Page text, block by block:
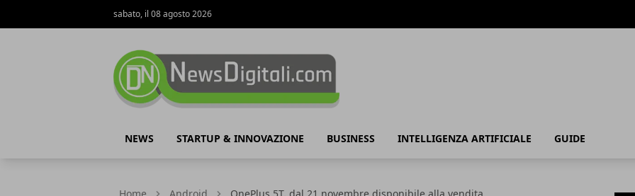
sabato, il 08 agosto 2026
NEWS STARTUP & INNOVAZIONE BUSINESS INTELLIGENZA ARTIFICIALE GUIDE